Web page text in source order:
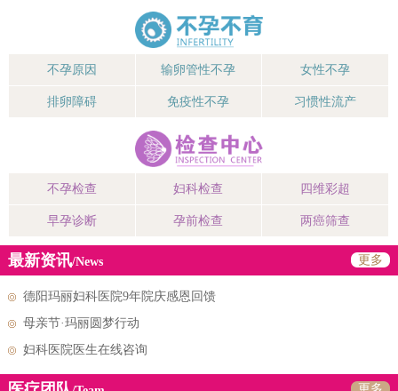
不孕原因 输卵管性不孕 女性不孕
排卵障碍 免疫性不孕 习惯性流产
不孕检查 妇科检查 四维彩超
早孕诊断 孕前检查 两癌筛查
最新资讯/News 更多
德阳玛丽妇科医院9年院庆感恩回馈
母亲节·玛丽圆梦行动
妇科医院医生在线咨询